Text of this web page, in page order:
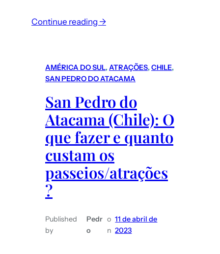
Continue reading →
AMÉRICA DO SUL, ATRAÇÕES, CHILE
SAN PEDRO DO ATACAMA
San Pedro do
Atacama (Chile): O
que fazer e quanto
custam os
passeios/atrações
?
Published
by
Pedr
o
o
n
11 de abril de
2023